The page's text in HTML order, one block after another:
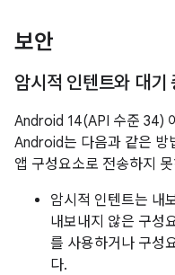
보안
암시적 인텐트와 대기
Android 14(API 수준 34)
Android는 다음과 같은 방
앱 구성요소로 전송하지
암시적 인텐트는 내
내보내지 않은 구성
를 사용하거나 구성
다.